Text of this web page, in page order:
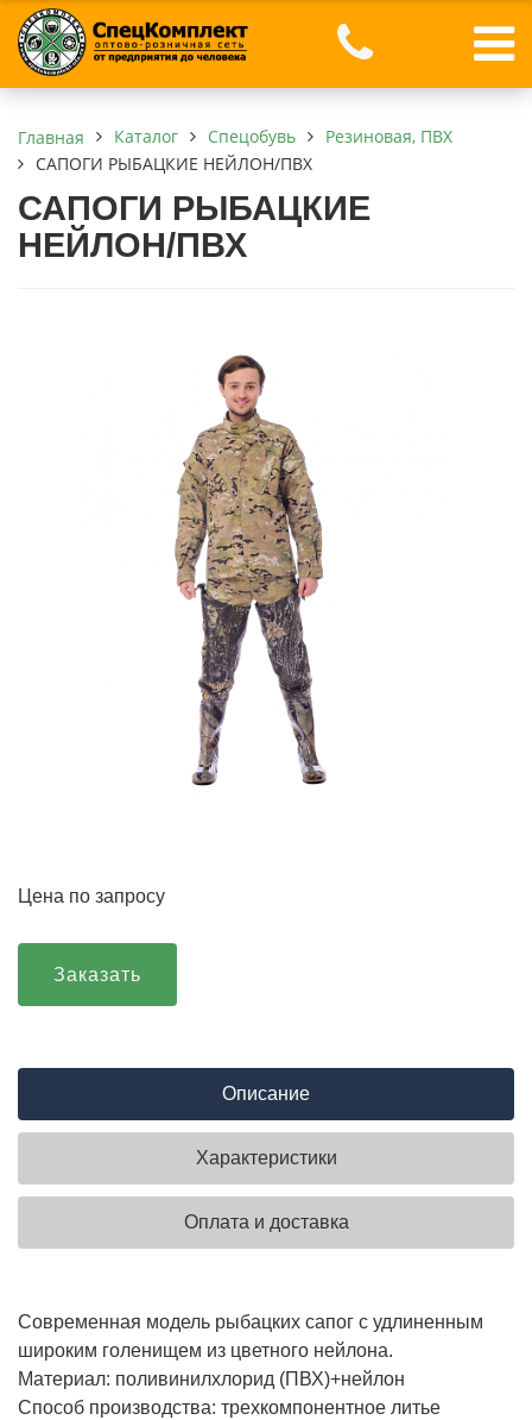
Главная Каталог Спецобувь
Резиновая, ПВХ
САПОГИ РЫБАЦКИЕ НЕЙЛОН/ПВХ
САПОГИ РЫБАЦКИЕ
НЕЙЛОН/ПВХ
Цена по запросу
Заказать
Описание
Характеристики
Оплата и доставка
Современная модель рыбацких сапог с удлиненным
широким голенищем из цветного нейлона.
Материал: поливинилхлорид (ПВХ)+нейлон
Способ производства: трехкомпонентное литье